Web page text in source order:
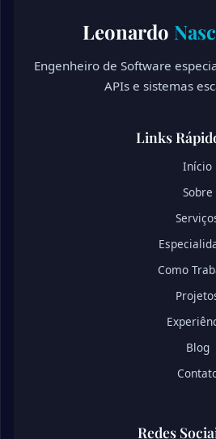
Leonardo
Engenheiro de Software
APIs e sistemas
Links
Início
Sobre
Como
Blog
Redes